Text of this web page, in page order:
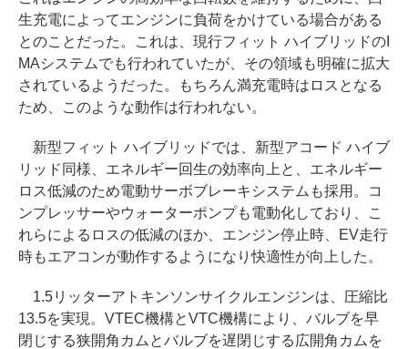
生充電によってエンジンに負荷をかけている場合がある
とのことだった。これは、現行フィット ハイブリッドのI
MAシステムでも行われていたが、その領域も明確に拡大
されているようだった。もちろん満充電時はロスとなる
ため、このような動作は行われない。
新型フィット ハイブリッドでは、新型アコード ハイブ
リッド同様、エネルギー回生の効率向上と、エネルギー
ロス低減のため電動サーボブレーキシステムも採用。コ
ンプレッサーやウォーターポンプも電動化しており、こ
れらによるロスの低減のほか、エンジン停止時、EV走行
時もエアコンが動作するようになり快適性が向上した。
1.5リッターアトキンソンサイクルエンジンは、圧縮比
13.5を実現。VTEC機構とVTC機構により、バルブを早
閉じする狭開角カムとバルブを遅閉じする広開角カムを